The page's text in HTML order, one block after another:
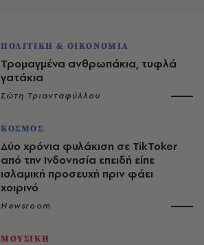
ΠΟΛΙΤΙΚΗ & ΟΙΚΟΝΟΜΙΑ
Τρομαγμένα ανθρωπάκια, τυφλά
γατάκια
Σώτη Τριανταφύλλου
ΚΟΣΜΟΣ
Δύο χρόνια φυλάκιση σε TikToker
από την Ινδονησία επειδή είπε
ισλαμική προσευχή πριν φάει
χοιρινό
Newsroom
ΜΟΥΣΙΚΗ